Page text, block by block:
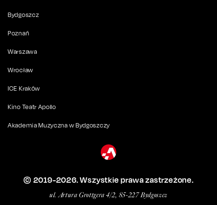
Bydgoszcz
Poznań
Warszawa
Wrocław
ICE Kraków
Kino Teatr Apollo
Akademia Muzyczna w Bydgoszczy
© 2019-2026. Wszystkie prawa zastrzeżone.
ul. Artura Grottgera 4/2, 85-227 Bydgoszcz